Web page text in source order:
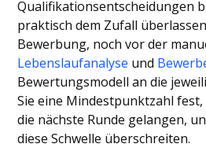
Qualifikationsentscheidungen
praktisch dem Zufall
Bewerbung, noch vor der
Lebenslaufanalyse und
Bewertungsmodell an die
Sie eine Mindestpunktzahl
die nächste Runde gelangen,
diese Schwelle überschreiten.